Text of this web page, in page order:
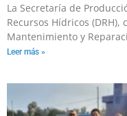
La Secretaría de
Recursos Hídricos
Mantenimiento y
Leer más »